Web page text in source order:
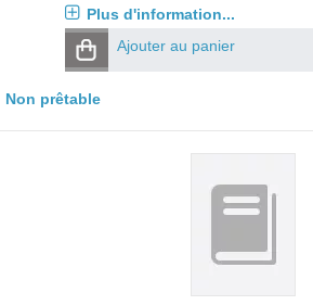
Plus d'information...
Ajouter au panier
Non prêtable